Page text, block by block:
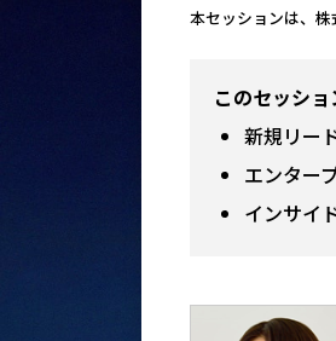
本セッションは、株
このセッシ
新規リー
エンター
インサイ